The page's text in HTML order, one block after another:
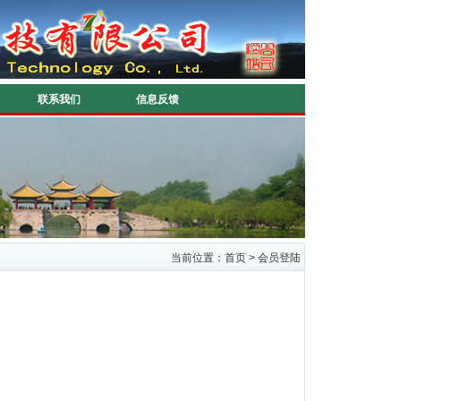
联系我们 信息反馈
当前位置：首页 > 会员登陆